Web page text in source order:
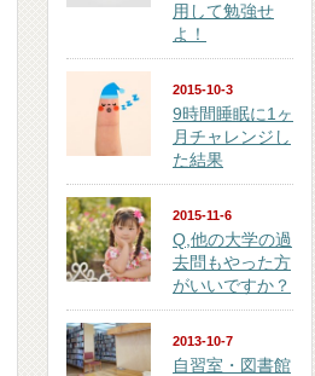
用して勉強せ
よ！
2015-10-3
9時間睡眠に1ヶ
月チャレンジし
た結果
2015-11-6
Q,他の大学の過
去問もやった方
がいいですか？
2013-10-7
自習室・図書館